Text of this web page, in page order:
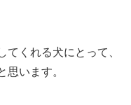
くれる犬にとって、
思います。